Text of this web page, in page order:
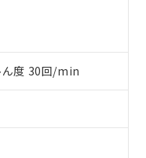
度 30回/min
格とは異なる場合があ
たはお客様担当のオム
トワーク
」をご確認く
三者に漏洩または開示
いただくには、I-Webメン
。
とを確認しています。
があります。
PBDEs(ポリ臭化ジフェニルエー
、 BBP(フタル酸ブチルベンジ
ことを示します。
し、環境に深刻な影響を
ど、違法に輸出されない
物兵器またはその他武器
2および3の内容を当該第
輸出するおそれがある
取引先、またはお客様担